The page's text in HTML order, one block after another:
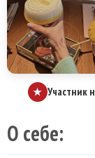
★ Участник
О себе: